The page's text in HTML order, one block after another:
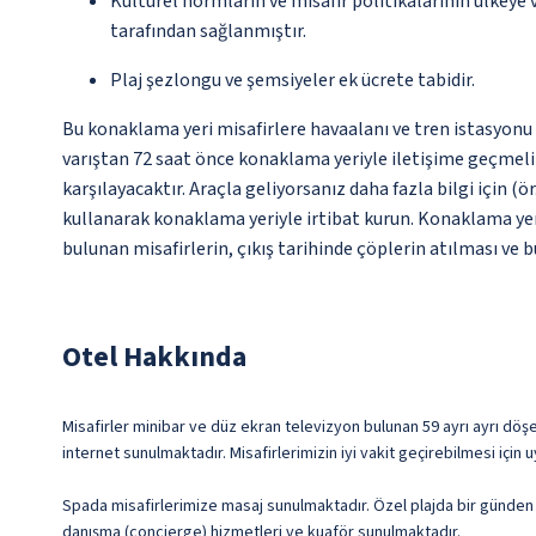
tarafından sağlanmıştır.
Plaj şezlongu ve şemsiyeler ek ücrete tabidir.
Bu konaklama yeri misafirlere havaalanı ve tren
varıştan 72 saat önce konaklama yeriyle iletişime
karşılayacaktır. Araçla geliyorsanız daha fazla bilgi için
kullanarak konaklama yeriyle irtibat kurun. Konaklama
bulunan misafirlerin, çıkış tarihinde çöplerin atılması ve
Otel Hakkında
Misafirler minibar ve düz ekran televizyon bulunan 59 ayrı ayrı
internet sunulmaktadır. Misafirlerimizin iyi vakit geçirebilmesi için
Spada misafirlerimize masaj sunulmaktadır. Özel plajda bir